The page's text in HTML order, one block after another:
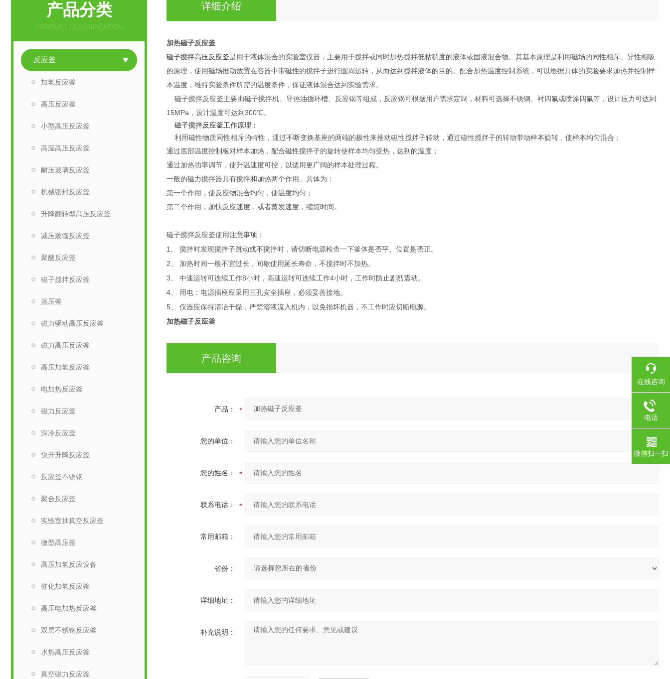
产品分类
PRODUCT CLASSIFICATION
反应釜
加氢反应釜
高压反应釜
小型高压反应釜
高温高压反应釜
耐压玻璃反应釜
机械密封反应釜
升降翻转型高压反应釜
减压蒸馏反应釜
聚醚反应釜
磁子搅拌反应釜
蒸压釜
磁力驱动高压反应釜
磁力高压反应釜
高压加氢反应釜
电加热反应釜
磁力反应釜
深冷反应釜
快开升降反应釜
反应釜不锈钢
聚合反应釜
实验室抽真空反应釜
微型高压釜
高压加氢反应设备
催化加氢反应釜
高压电加热反应釜
双层不锈钢反应釜
水热高压反应釜
真空磁力反应釜
详细介绍
加热磁子反应釜
磁子搅拌高压反应釜是用于液体混合的实验室仪器，主要用于搅拌或同时加热搅拌低粘稠度的液体或固液混合物。其基本原理是利用磁场的同性相斥、异性相吸
的原理，使用磁场推动放置在容器中带磁性的搅拌子进行圆周运转，从而达到搅拌液体的目的。配合加热温度控制系统，可以根据具体的实验要求加热并控制样
本温度，维持实验条件所需的温度条件，保证液体混合达到实验需求。
磁子搅拌反应釜主要由磁子搅拌机、导热油循环槽、反应锅等组成，反应锅可根据用户需求定制，材料可选择不锈钢、衬四氟或喷涂四氟等，设计压力可达到
15MPa，设计温度可达到300℃。
磁子搅拌反应釜工作原理：
利用磁性物质同性相斥的特性，通过不断变换基座的两端的极性来推动磁性搅拌子转动，通过磁性搅拌子的转动带动样本旋转，使样本均匀混合；
通过底部温度控制板对样本加热，配合磁性搅拌子的旋转使样本均匀受热，达到的温度；
通过加热功率调节，使升温速度可控，以适用更广阔的样本处理过程。
一般的磁力搅拌器具有搅拌和加热两个作用。具体为：
第一个作用，使反应物混合均匀，使温度均匀；
第二个作用，加快反应速度，或者蒸发速度，缩短时间。
磁子搅拌反应釜使用注意事项：
1 、 搅拌时发现搅拌子跳动或不搅拌时，请切断电源检查一下釜体是否平、位置是否正。
2、 加热时间一般不宜过长，间歇使用延长寿命，不搅拌时不加热。
3、 中速运转可连续工作8小时，高速运转可连续工作4小时，工作时防止剧烈震动。
4、 用电：电源插座应采用三孔安全插座，必须妥善接地。
5、 仪器应保持清洁干燥，严禁溶液流入机内，以免损坏机器，不工作时应切断电源。
加热磁子反应釜
产品咨询
产品：
您的单位：
您的姓名：
联系电话：
常用邮箱：
省份：
详细地址：
补充说明：
在线咨询
电话
微信扫一扫